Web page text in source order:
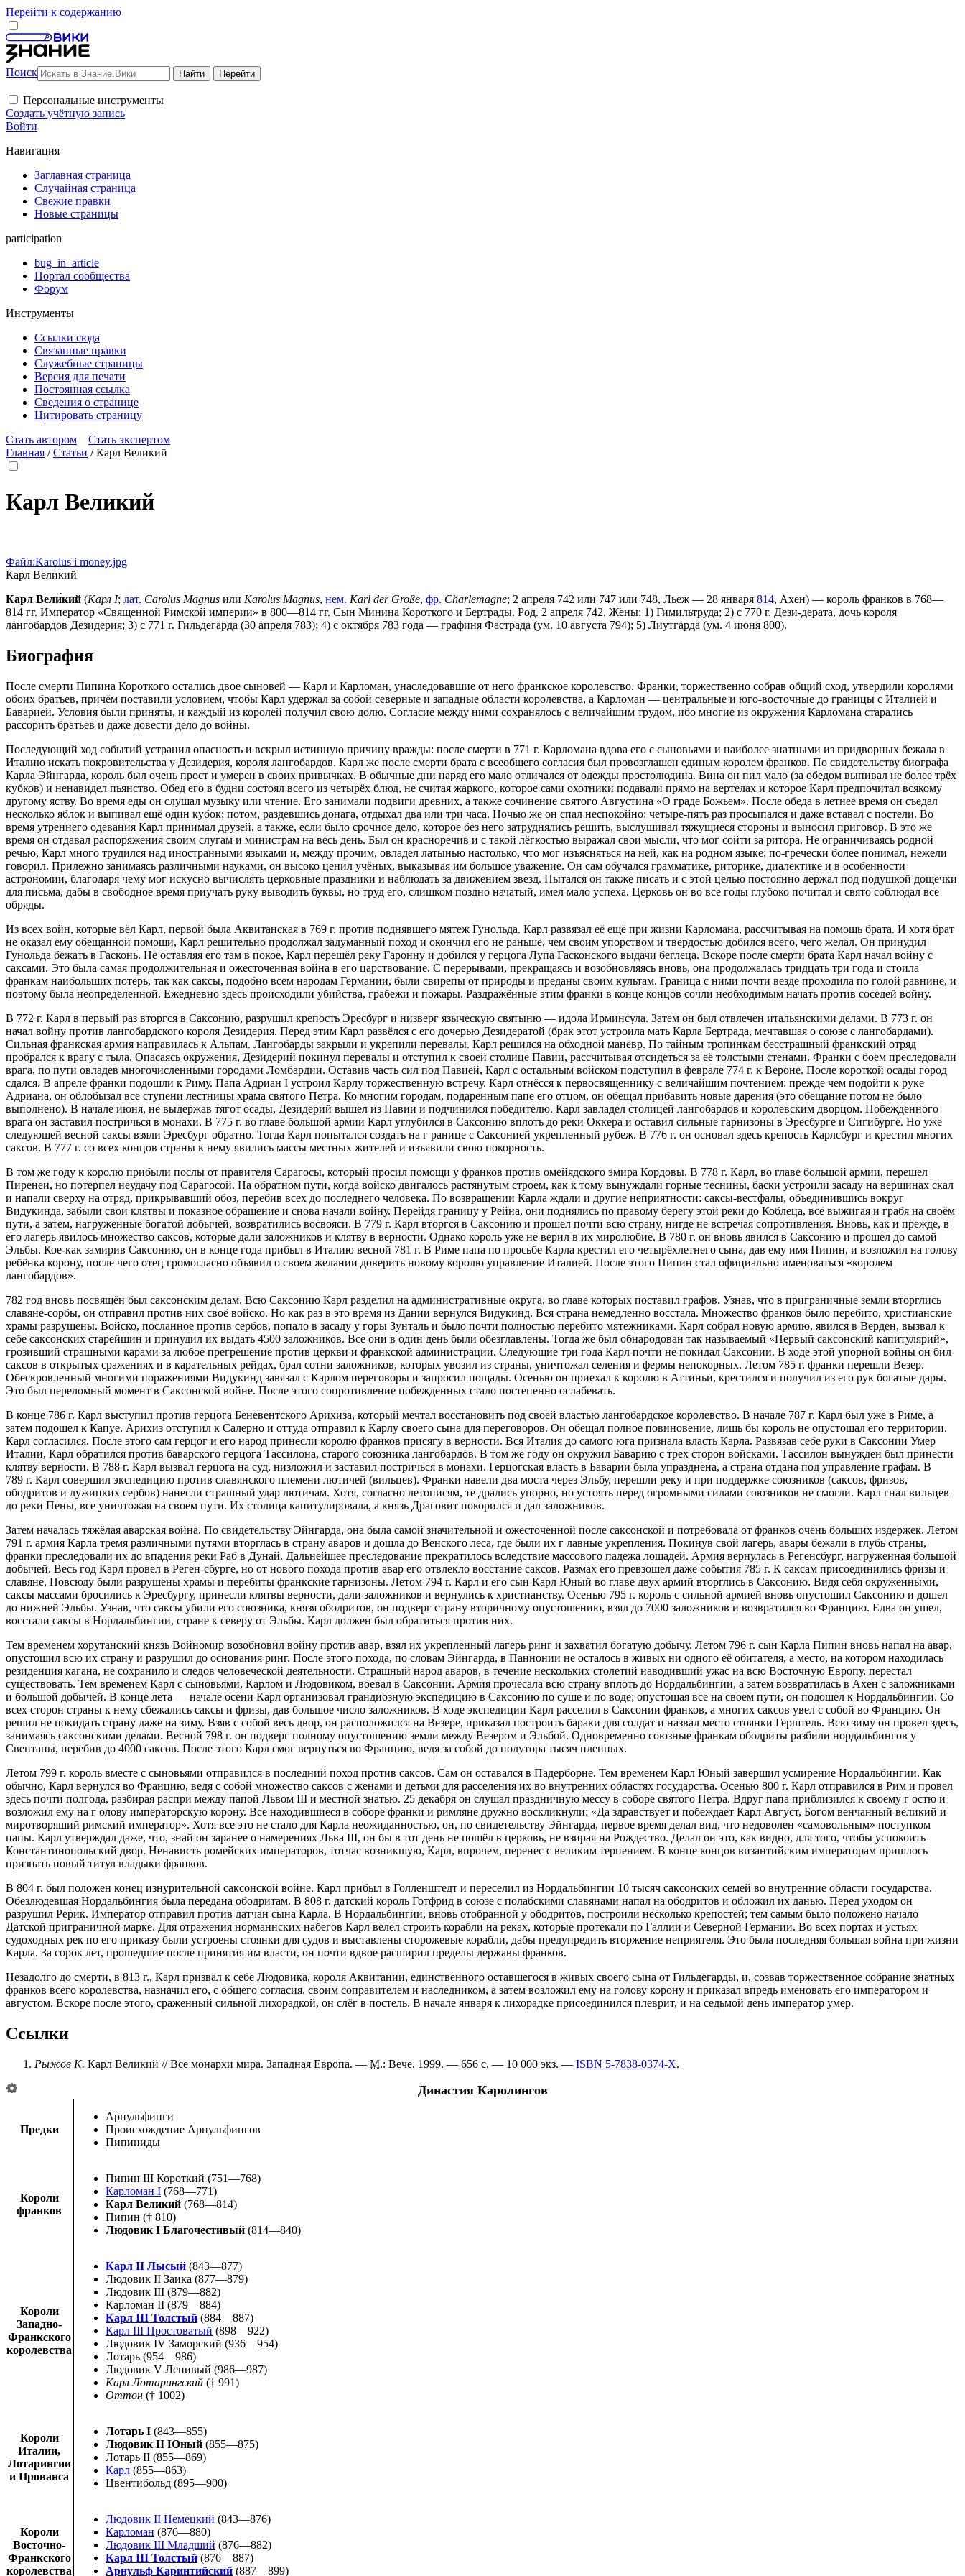
Перейти к содержанию
Поиск
Персональные инструменты
Создать учётную запись
Войти
Навигация
Заглавная страница
Случайная страница
Свежие правки
Новые страницы
participation
bug_in_article
Портал сообщества
Форум
Инструменты
Ссылки сюда
Связанные правки
Служебные страницы
Версия для печати
Постоянная ссылка
Сведения о странице
Цитировать страницу
Стать автором
Стать экспертом
Главная /Статьи /Карл Великий
Карл Великий
Файл:Karolus i money.jpg
Карл Великий
Карл Вели́кий (Карл I; лат. Carolus Magnus или Karolus Magnus, нем. Karl der Große, фр. Charlemagne; 2 апреля 742 или 747 или 748, Льеж — 28 января 814, Ахен) — король франков в 768—
814 гг. Император «Священной Римской империи» в 800—814 гг. Сын Минина Короткого и Бертрады. Род. 2 апреля 742. Жёны: 1) Гимильтруда; 2) с 770 г. Дези-дерата, дочь короля
лангобардов Дезидерия; 3) с 771 г. Гильдегарда (30 апреля 783); 4) с октября 783 года — графиня Фастрада (ум. 10 августа 794); 5) Лиутгарда (ум. 4 июня 800).
Биография
После смерти Пипина Короткого остались двое сыновей — Карл и Карломан, унаследовавшие от него франкское королевство. Франки, торжественно собрав общий сход, утвердили королями
обоих братьев, причём поставили условием, чтобы Карл удержал за собой северные и западные области королевства, а Карломан — центральные и юго-восточные до границы с Италией и
Баварией. Условия были приняты, и каждый из королей получил свою долю. Согласие между ними сохранялось с величайшим трудом, ибо многие из окружения Карломана старались
рассорить братьев и даже довести дело до войны.
Последующий ход событий устранил опасность и вскрыл истинную причину вражды: после смерти в 771 г. Карломана вдова его с сыновьями и наиболее знатными из придворных бежала в
Италию искать покровительства у Дезидерия, короля лангобардов. Карл же после смерти брата с всеобщего согласия был провозглашен единым королем франков. По свидетельству биографа
Карла Эйнгарда, король был очень прост и умерен в своих привычках. В обычные дни наряд его мало отличался от одежды простолюдина. Вина он пил мало (за обедом выпивал не более трёх
кубков) и ненавидел пьянство. Обед его в будни состоял всего из четырёх блюд, не считая жаркого, которое сами охотники подавали прямо на вертелах и которое Карл предпочитал всякому
другому яству. Во время еды он слушал музыку или чтение. Его занимали подвиги древних, а также сочинение святого Августина «О граде Божьем». После обеда в летнее время он съедал
несколько яблок и выпивал ещё один кубок; потом, раздевшись донага, отдыхал два или три часа. Ночью же он спал неспокойно: четыре-пять раз просыпался и даже вставал с постели. Во
время утреннего одевания Карл принимал друзей, а также, если было срочное дело, которое без него затруднялись решить, выслушивал тяжущиеся стороны и выносил приговор. В это же
время он отдавал распоряжения своим слугам и министрам на весь день. Был он красноречив и с такой лёгкостью выражал свои мысли, что мог сойти за ритора. Не ограничиваясь родной
речью, Карл много трудился над иностранными языками и, между прочим, овладел латынью настолько, что мог изъясняться на ней, как на родном языке; по-гречески более понимал, нежели
говорил. Прилежно занимаясь различными науками, он высоко ценил учёных, выказывая им большое уважение. Он сам обучался грамматике, риторике, диалектике и в особенности
астрономии, благодаря чему мог искусно вычислять церковные праздники и наблюдать за движением звезд. Пытался он также писать и с этой целью постоянно держал под подушкой дощечки
для письма, дабы в свободное время приучать руку выводить буквы, но труд его, слишком поздно начатый, имел мало успеха. Церковь он во все годы глубоко почитал и свято соблюдал все
обряды.
Из всех войн, которые вёл Карл, первой была Аквитанская в 769 г. против поднявшего мятеж Гунольда. Карл развязал её ещё при жизни Карломана, рассчитывая на помощь брата. И хотя брат
не оказал ему обещанной помощи, Карл решительно продолжал задуманный поход и окончил его не раньше, чем своим упорством и твёрдостью добился всего, чего желал. Он принудил
Гунольда бежать в Гасконь. Не оставляя его там в покое, Карл перешёл реку Гаронну и добился у герцога Лупа Гасконского выдачи беглеца. Вскоре после смерти брата Карл начал войну с
саксами. Это была самая продолжительная и ожесточенная война в его царствование. С перерывами, прекращаясь и возобновляясь вновь, она продолжалась тридцать три года и стоила
франкам наибольших потерь, так как саксы, подобно всем народам Германии, были свирепы от природы и преданы своим культам. Граница с ними почти везде проходила по голой равнине, и
поэтому была неопределенной. Ежедневно здесь происходили убийства, грабежи и пожары. Раздражённые этим франки в конце концов сочли необходимым начать против соседей войну.
В 772 г. Карл в первый раз вторгся в Саксонию, разрушил крепость Эресбург и низверг языческую святыню — идола Ирминсула. Затем он был отвлечен итальянскими делами. В 773 г. он
начал войну против лангобардского короля Дезидерия. Перед этим Карл развёлся с его дочерью Дезидератой (брак этот устроила мать Карла Бертрада, мечтавшая о союзе с лангобардами).
Сильная франкская армия направилась к Альпам. Лангобарды закрыли и укрепили перевалы. Карл решился на обходной манёвр. По тайным тропинкам бесстрашный франкский отряд
пробрался к врагу с тыла. Опасаясь окружения, Дезидерий покинул перевалы и отступил к своей столице Павии, рассчитывая отсидеться за её толстыми стенами. Франки с боем преследовали
врага, по пути овладев многочисленными городами Ломбардии. Оставив часть сил под Павией, Карл с остальным войском подступил в феврале 774 г. к Вероне. После короткой осады город
сдался. В апреле франки подошли к Риму. Папа Адриан I устроил Карлу торжественную встречу. Карл отнёсся к первосвященнику с величайшим почтением: прежде чем подойти к руке
Адриана, он облобызал все ступени лестницы храма святого Петра. Ко многим городам, подаренным папе его отцом, он обещал прибавить новые дарения (это обещание потом не было
выполнено). В начале июня, не выдержав тягот осады, Дезидерий вышел из Павии и подчинился победителю. Карл завладел столицей лангобардов и королевским дворцом. Побежденного
врага он заставил постричься в монахи. В 775 г. во главе большой армии Карл углубился в Саксонию вплоть до реки Оккера и оставил сильные гарнизоны в Эресбурге и Сигибурге. Но уже
следующей весной саксы взяли Эресбург обратно. Тогда Карл попытался создать на г ранице с Саксонией укрепленный рубеж. В 776 г. он основал здесь крепость Карлсбург и крестил многих
саксов. В 777 г. со всех концов страны к нему явились массы местных жителей и изъявили свою покорность.
В том же году к королю прибыли послы от правителя Сарагосы, который просил помощи у франков против омейядского эмира Кордовы. В 778 г. Карл, во главе большой армии, перешел
Пиренеи, но потерпел неудачу под Сарагосой. На обратном пути, когда войско двигалось растянутым строем, как к тому вынуждали горные теснины, баски устроили засаду на вершинах скал
и напали сверху на отряд, прикрывавший обоз, перебив всех до последнего человека. По возвращении Карла ждали и другие неприятности: саксы-вестфалы, объединившись вокруг
Видукинда, забыли свои клятвы и показное обращение и снова начали войну. Перейдя границу у Рейна, они поднялись по правому берегу этой реки до Коблеца, всё выжигая и грабя на своём
пути, а затем, нагруженные богатой добычей, возвратились восвояси. В 779 г. Карл вторгся в Саксонию и прошел почти всю страну, нигде не встречая сопротивления. Вновь, как и прежде, в
его лагерь явилось множество саксов, которые дали заложников и клятву в верности. Однако король уже не верил в их миролюбие. В 780 г. он вновь явился в Саксонию и прошел до самой
Эльбы. Кое-как замирив Саксонию, он в конце года прибыл в Италию весной 781 г. В Риме папа по просьбе Карла крестил его четырёхлетнего сына, дав ему имя Пипин, и возложил на голову
ребёнка корону, после чего отец громогласно объявил о своем желании доверить новому королю управление Италией. После этого Пипин стал официально именоваться «королем
лангобардов».
782 год вновь посвящён был саксонским делам. Всю Саксонию Карл разделил на административные округа, во главе которых поставил графов. Узнав, что в приграничные земли вторглись
славяне-сорбы, он отправил против них своё войско. Но как раз в это время из Дании вернулся Видукинд. Вся страна немедленно восстала. Множество франков было перебито, христианские
храмы разрушены. Войско, посланное против сербов, попало в засаду у горы Зунталь и было почти полностью перебито мятежниками. Карл собрал новую армию, явился в Верден, вызвал к
себе саксонских старейшин и принудил их выдать 4500 заложников. Все они в один день были обезглавлены. Тогда же был обнародован так называемый «Первый саксонский капитулярий»,
грозивший страшными карами за любое прегрешение против церкви и франкской администрации. Следующие три года Карл почти не покидал Саксонии. В ходе этой упорной войны он бил
саксов в открытых сражениях и в карательных рейдах, брал сотни заложников, которых увозил из страны, уничтожал селения и фермы непокорных. Летом 785 г. франки перешли Везер.
Обескровленный многими поражениями Видукинд завязал с Карлом переговоры и запросил пощады. Осенью он приехал к королю в Аттиньи, крестился и получил из его рук богатые дары.
Это был переломный момент в Саксонской войне. После этого сопротивление побежденных стало постепенно ослабевать.
В конце 786 г. Карл выступил против герцога Беневентского Арихиза, который мечтал восстановить под своей властью лангобардское королевство. В начале 787 г. Карл был уже в Риме, а
затем подошел к Капуе. Арихиз отступил к Салерно и оттуда отправил к Карлу своего сына для переговоров. Он обещал полное повиновение, лишь бы король не опустошал его территории.
Карл согласился. После этого сам герцог и его народ принесли королю франков присягу в верности. Вся Италия до самого юга признала власть Карла. Развязав себе руки в Саксонии Умер
Италии, Карл обратился против баварского герцога Тассилона, старого союзника лангобардов. В том же году он окружил Баварию с трех сторон войсками. Тассилон вынужден был принести
клятву верности. В 788 г. Карл вызвал герцога на суд, низложил и заставил постричься в монахи. Герцогская власть в Баварии была упразднена, а страна отдана под управление графам. В
789 г. Карл совершил экспедицию против славянского племени лютичей (вильцев). Франки навели два моста через Эльбу, перешли реку и при поддержке союзников (саксов, фризов,
ободритов и лужицких сербов) нанесли страшный удар лютичам. Хотя, согласно летописям, те дрались упорно, но устоять перед огромными силами союзников не смогли. Карл гнал вильцев
до реки Пены, все уничтожая на своем пути. Их столица капитулировала, а князь Драговит покорился и дал заложников.
Затем началась тяжёлая аварская война. По свидетельству Эйнгарда, она была самой значительной и ожесточенной после саксонской и потребовала от франков очень больших издержек. Летом
791 г. армия Карла тремя различными путями вторглась в страну аваров и дошла до Венского леса, где были их г лавные укрепления. Покинув свой лагерь, авары бежали в глубь страны,
франки преследовали их до впадения реки Раб в Дунай. Дальнейшее преследование прекратилось вследствие массового падежа лошадей. Армия вернулась в Регенсбург, нагруженная большой
добычей. Весь год Карл провел в Реген-сбурге, но от нового похода против авар его отвлекло восстание саксов. Размах его превзошел даже события 785 г. К саксам присоединились фризы и
славяне. Повсюду были разрушены храмы и перебиты франкские гарнизоны. Летом 794 г. Карл и его сын Карл Юный во главе двух армий вторглись в Саксонию. Видя себя окруженными,
саксы массами бросились к Эресбургу, принесли клятвы верности, дали заложников и вернулись к христианству. Осенью 795 г. король с сильной армией вновь опустошил Саксонию и дошел
до нижней Эльбы. Узнав, что саксы убили его союзника, князя ободритов, он подверг страну вторичному опустошению, взял до 7000 заложников и возвратился во Францию. Едва он ушел,
восстали саксы в Нордальбингии, стране к северу от Эльбы. Карл должен был обратиться против них.
Тем временем хорутанский князь Войномир возобновил войну против авар, взял их укрепленный лагерь ринг и захватил богатую добычу. Летом 796 г. сын Карла Пипин вновь напал на авар,
опустошил всю их страну и разрушил до основания ринг. После этого похода, по словам Эйнгарда, в Паннонии не осталось в живых ни одного её обитателя, а место, на котором находилась
резиденция кагана, не сохранило и следов человеческой деятельности. Страшный народ аваров, в течение нескольких столетий наводивший ужас на всю Восточную Европу, перестал
существовать. Тем временем Карл с сыновьями, Карлом и Людовиком, воевал в Саксонии. Армия прочесала всю страну вплоть до Нордальбингии, а затем возвратилась в Ахен с заложниками
и большой добычей. В конце лета — начале осени Карл организовал грандиозную экспедицию в Саксонию по суше и по воде; опустошая все на своем пути, он подошел к Нордальбингии. Со
всех сторон страны к нему сбежались саксы и фризы, дав большое число заложников. В ходе экспедиции Карл расселил в Саксонии франков, а многих саксов увел с собой во Францию. Он
решил не покидать страну даже на зиму. Взяв с собой весь двор, он расположился на Везере, приказал построить бараки для солдат и назвал место стоянки Герштель. Всю зиму он провел здесь,
занимаясь саксонскими делами. Весной 798 г. он подверг полному опустошению земли между Везером и Эльбой. Одновременно союзные франкам ободриты разбили нордальбингов у
Свентаны, перебив до 4000 саксов. После этого Карл смог вернуться во Францию, ведя за собой до полутора тысяч пленных.
Летом 799 г. король вместе с сыновьями отправился в последний поход против саксов. Сам он оставался в Падерборне. Тем временем Карл Юный завершил усмирение Нордальбингии. Как
обычно, Карл вернулся во Францию, ведя с собой множество саксов с женами и детьми для расселения их во внутренних областях государства. Осенью 800 г. Карл отправился в Рим и провел
здесь почти полгода, разбирая распри между папой Львом III и местной знатью. 25 декабря он слушал праздничную мессу в соборе святого Петра. Вдруг папа приблизился к своему г остю и
возложил ему на г олову императорскую корону. Все находившиеся в соборе франки и римляне дружно воскликнули: «Да здравствует и побеждает Карл Август, Богом венчанный великий и
миротворяший римский император». Хотя все это не стало для Карла неожиданностью, он, по свидетельству Эйнгарда, первое время делал вид, что недоволен «самовольным» поступком
папы. Карл утверждал даже, что, знай он заранее о намерениях Льва III, он бы в тот день не пошёл в церковь, не взирая на Рождество. Делал он это, как видно, для того, чтобы успокоить
Константинопольский двор. Ненависть ромейских императоров, тотчас возникшую, Карл, впрочем, перенес с великим терпением. В конце концов византийским императорам пришлось
признать новый титул владыки франков.
В 804 г. был положен конец изнурительной саксонской войне. Карл прибыл в Голленштедт и переселил из Нордальбингии 10 тысяч саксонских семей во внутренние области государства.
Обезлюдевшая Нордальбингия была передана ободритам. В 808 г. датский король Готфрид в союзе с полабскими славянами напал на ободритов и обложил их данью. Перед уходом он
разрушил Рерик. Император отправил против датчан сына Карла. В Нордальбингии, вновь отобранной у ободритов, построили несколько крепостей; тем самым было положено начало
Датской приграничной марке. Для отражения норманнских набегов Карл велел строить корабли на реках, которые протекали по Галлии и Северной Германии. Во всех портах и устьях
судоходных рек по его приказу были устроены стоянки для судов и выставлены сторожевые корабли, дабы предупредить вторжение неприятеля. Это была последняя большая война при жизни
Карла. За сорок лет, прошедшие после принятия им власти, он почти вдвое расширил пределы державы франков.
Незадолго до смерти, в 813 г., Карл призвал к себе Людовика, короля Аквитании, единственного оставшегося в живых своего сына от Гильдегарды, и, созвав торжественное собрание знатных
франков всего королевства, назначил его, с общего согласия, своим соправителем и наследником, а затем возложил ему на голову корону и приказал впредь именовать его императором и
августом. Вскоре после этого, сраженный сильной лихорадкой, он слёг в постель. В начале января к лихорадке присоединился плеврит, и на седьмой день император умер.
Ссылки
Рыжов К. Карл Великий // Все монархи мира. Западная Европа. — М.: Вече, 1999. — 656 с. — 10 000 экз. — ISBN 5-7838-0374-X.
Династия Каролингов
Предки
Арнульфинги
Происхождение Арнульфингов
Пипиниды
Короли
франков
Пипин III Короткий (751—768)
Карломан I (768—771)
Карл Великий (768—814)
Пипин († 810)
Людовик I Благочестивый (814—840)
Короли
Западно-
Франкского
королевства
Карл II Лысый (843—877)
Людовик II Заика (877—879)
Людовик III (879—882)
Карломан II (879—884)
Карл III Толстый (884—887)
Карл III Простоватый (898—922)
Людовик IV Заморский (936—954)
Лотарь (954—986)
Людовик V Ленивый (986—987)
Карл Лотарингский († 991)
Оттон († 1002)
Короли
Италии,
Лотарингии
и Прованса
Лотарь I (843—855)
Людовик II Юный (855—875)
Лотарь II (855—869)
Карл (855—863)
Цвентибольд (895—900)
Короли
Восточно-
Франкского
королевства
Людовик II Немецкий (843—876)
Карломан (876—880)
Людовик III Младший (876—882)
Карл III Толстый (876—887)
Арнульф Каринтийский (887—899)